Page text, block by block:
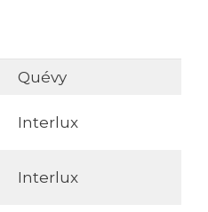
Quévy
Interlux
Interlux